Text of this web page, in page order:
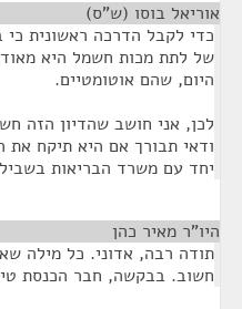
אוריאל בוסו (ש"ס)
כדי לקבל הדרכה ראשונית
של לתת מכות חשמל היא
היום, שהם אוטומטיים.
לכן, אני חושב שהדיון הזה
ודאי תבורך אם היא תיקח את
יחד עם משרד הבריאות
היו"ר מאיר כהן
תודה רבה, אדוני. כל מילה
חשוב. בבקשה, חבר הכנסת